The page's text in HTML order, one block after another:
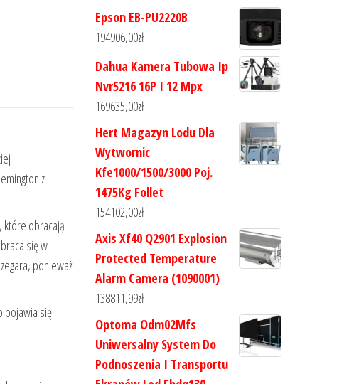
z
które obracają
się w
ponieważ
pojawia się
Epson EB-PU2220B
194906,00zł
Dahua Kamera Tubowa Ip
Nvr5216 16P I 12 Mpx
169635,00zł
Hert Magazyn Lodu Dla
Wytwornic
Kfe1000/1500/3000 Poj.
1475Kg Follet
154102,00zł
Axis Xf40 Q2901 Explosion
Protected Temperature
Alarm Camera (1090001)
138811,99zł
Optoma Odm02Mfs
Uniwersalny System Do
Podnoszenia I Transportu